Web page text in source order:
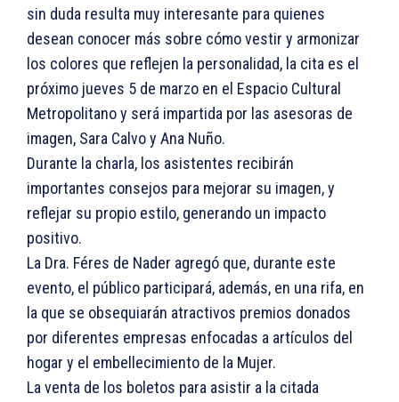
sin duda resulta muy interesante para quienes
desean conocer más sobre cómo vestir y armonizar
los colores que reflejen la personalidad, la cita es el
próximo jueves 5 de marzo en el Espacio Cultural
Metropolitano y será impartida por las asesoras de
imagen, Sara Calvo y Ana Nuño.
Durante la charla, los asistentes recibirán
importantes consejos para mejorar su imagen, y
reflejar su propio estilo, generando un impacto
positivo.
La Dra. Féres de Nader agregó que, durante este
evento, el público participará, además, en una rifa, en
la que se obsequiarán atractivos premios donados
por diferentes empresas enfocadas a artículos del
hogar y el embellecimiento de la Mujer.
La venta de los boletos para asistir a la citada